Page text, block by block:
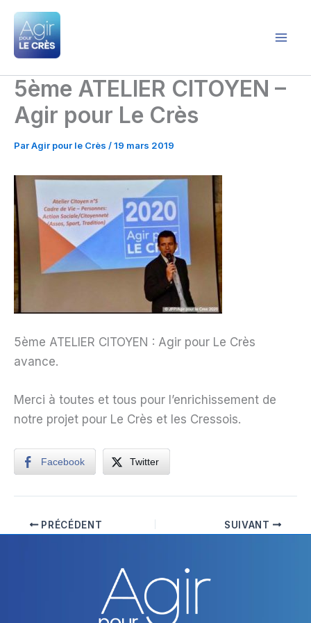
Aller
contenu
5ème ATELIER CITOYEN –
Agir pour Le Crès
ParAgir pour le Crès /19 mars 2019
5ème ATELIER CITOYEN : Agir pour Le Crès
avance.
Merci à toutes et tous pour l’enrichissement de
notre projet pour Le Crès et les Cressois.
Facebook Twitter
PRÉCÉDENT SUIVANT